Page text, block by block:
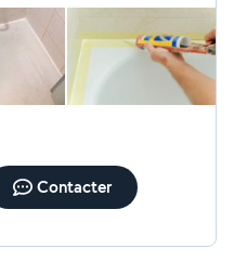
- Débouchage de
baignoire,lavabo -
équipements
pas à me contacter. À
Contacter